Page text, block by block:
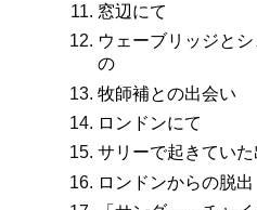
窓辺にて
ウェーブリッジと
の
牧師補との出会い
ロンドンにて
サリーで起きてい
ロンドンからの脱出